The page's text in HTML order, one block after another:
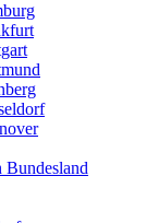
Bundesland